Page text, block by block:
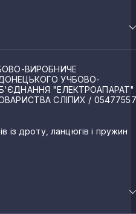
ВИРОБНИЧЕ
УЧБОВО-
"ЕЛЕКТРОАПАРАТ"
СЛІПИХ / 05477557
із дроту, ланцюгів і пружин